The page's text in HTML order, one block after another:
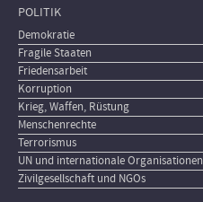
POLITIK
Demokratie
Fragile Staaten
Friedensarbeit
Korruption
Krieg, Waffen, Rüstung
Menschenrechte
Terrorismus
UN und internationale Organisationen
Zivilgesellschaft und NGOs